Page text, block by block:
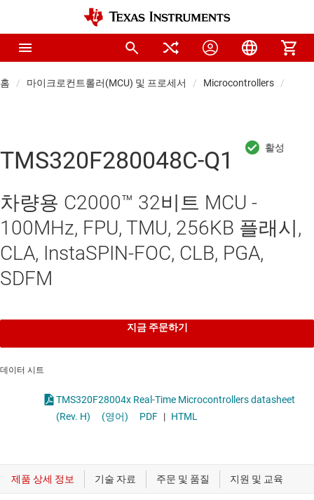
홈 마이크로컨트롤러(MCU) 및 프로세서 Microcontrollers
TMS320F280048C-Q1
차량용 C2000™ 32비트 MCU -
100MHz, FPU, TMU, 256KB 플래시,
CLA, InstaSPIN-FOC, CLB, PGA,
SDFM
지금 주문하기
데이터 시트
TMS320F28004x Real-Time Microcontrollers datasheet
(Rev. H)
(영어) PDF | HTML